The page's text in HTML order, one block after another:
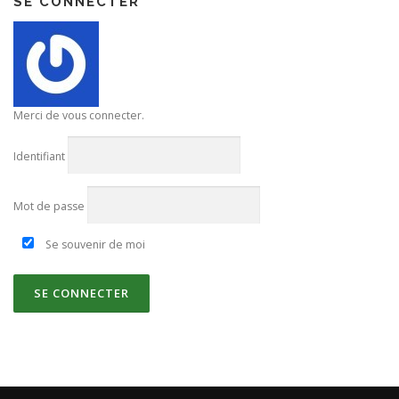
Merci de vous connecter.
Identifiant
Mot de passe
Se souvenir de moi